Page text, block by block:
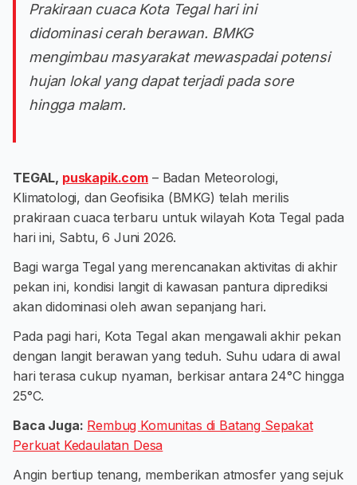
Prakiraan cuaca Kota Tegal hari ini
didominasi cerah berawan. BMKG
mengimbau masyarakat mewaspadai potensi
hujan lokal yang dapat terjadi pada sore
hingga malam.
TEGAL, puskapik.com– Badan Meteorologi,
Klimatologi, dan Geofisika (BMKG) telah merilis
prakiraan cuaca terbaru untuk wilayah Kota Tegal pada
hari ini, Sabtu, 6 Juni 2026.
Bagi warga Tegal yang merencanakan aktivitas di akhir
pekan ini, kondisi langit di kawasan pantura diprediksi
akan didominasi oleh awan sepanjang hari.
Pada pagi hari, Kota Tegal akan mengawali akhir pekan
dengan langit berawan yang teduh. Suhu udara di awal
hari terasa cukup nyaman, berkisar antara 24°C hingga
25°C.
Baca Juga: Rembug Komunitas di Batang Sepakat
Perkuat Kedaulatan Desa
Angin bertiup tenang, memberikan atmosfer yang sejuk